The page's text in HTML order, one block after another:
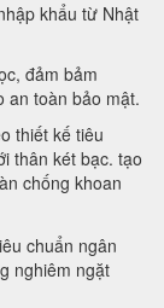
khẩu từ Nhật
đảm bảm
an toàn bảo mật.
thiết kế tiêu
thân két bạc. tạo
chống khoan
chuẩn ngân
nghiêm ngặt